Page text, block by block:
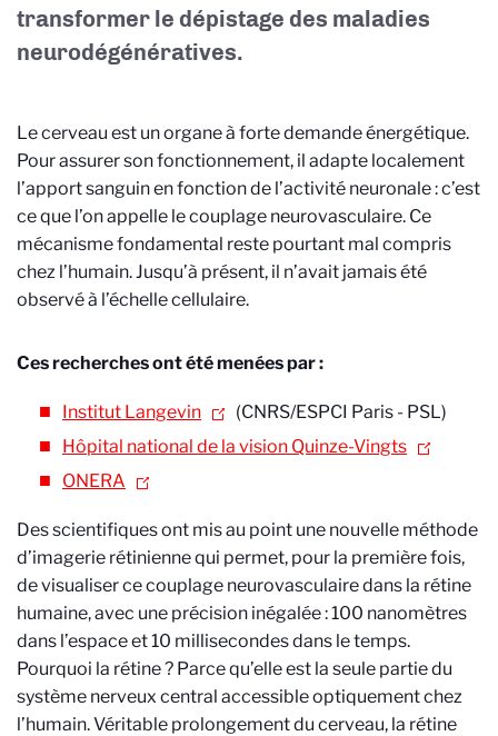
transformer le dépistage des maladies
neurodégénératives.
Le cerveau est un organe à forte demande énergétique.
Pour assurer son fonctionnement, il adapte localement
l’apport sanguin en fonction de l’activité neuronale : c’est
ce que l’on appelle le couplage neurovasculaire. Ce
mécanisme fondamental reste pourtant mal compris
chez l’humain. Jusqu’à présent, il n’avait jamais été
observé à l’échelle cellulaire.
Ces recherches ont été menées par :
Institut Langevin
(CNRS/ESPCI Paris - PSL)
Hôpital national de la vision Quinze-Vingts
ONERA
Des scientifiques ont mis au point une nouvelle méthode
d’imagerie rétinienne qui permet, pour la première fois,
de visualiser ce couplage neurovasculaire dans la rétine
humaine, avec une précision inégalée : 100 nanomètres
dans l’espace et 10 millisecondes dans le temps.
Pourquoi la rétine ? Parce qu’elle est la seule partie du
système nerveux central accessible optiquement chez
l’humain. Véritable prolongement du cerveau, la rétine